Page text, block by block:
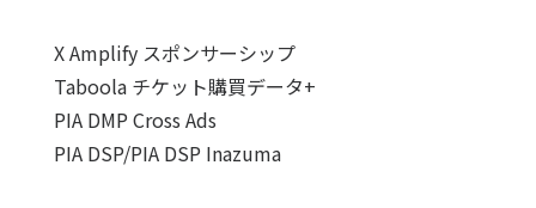
X Amplify スポンサーシップ
Taboola チケット購買データ+
PIA DMP Cross Ads
PIA DSP/PIA DSP Inazuma